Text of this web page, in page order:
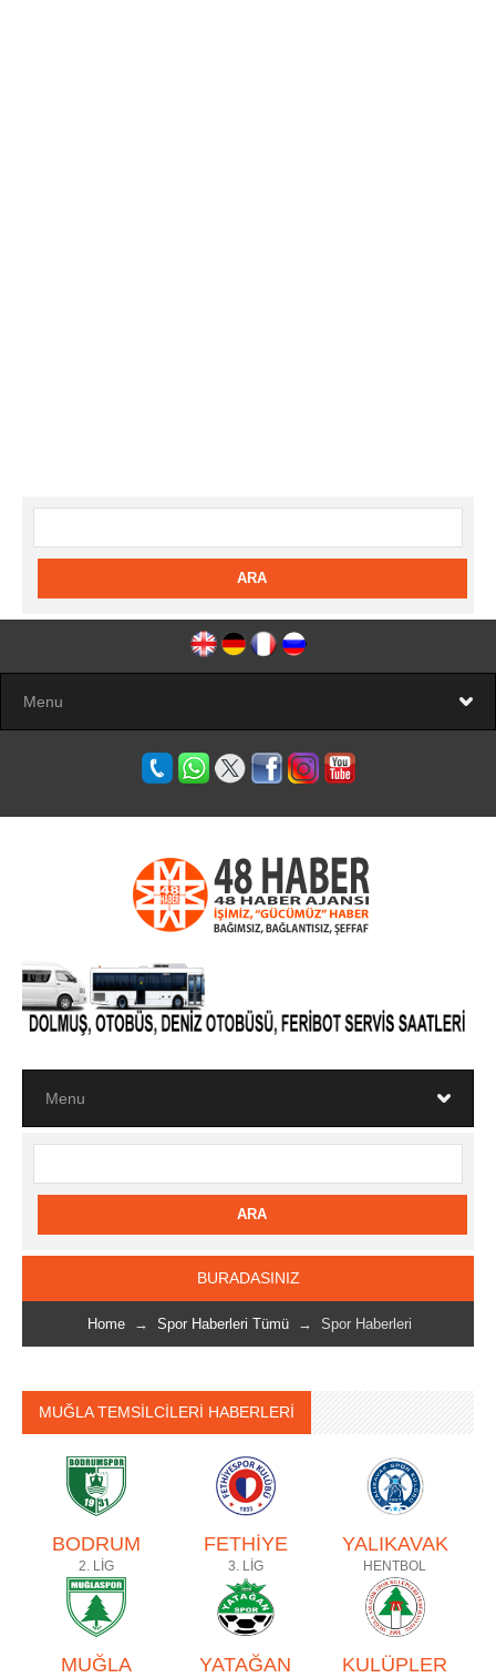
BURADASINIZ
Home → Spor Haberleri Tümü → Spor Haberleri
MUĞLA TEMSİLCİLERİ HABERLERİ
BODRUM
2. LİG
FETHİYE
3. LİG
YALIKAVAK
HENTBOL
MUĞLA YATAĞAN KULÜPLER